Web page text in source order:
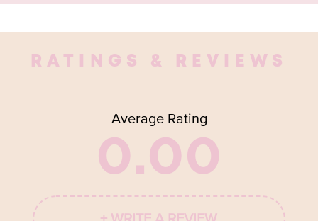
RATINGS & REVIEWS
Average Rating
0.00